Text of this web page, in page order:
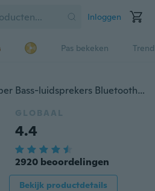
Inloggen
Pas bekeken
2018 Nieuw ontwerp Super Bass-luidsprekers Bluetooth-luidspreker met FM-radio Ondersteuning Handsfree bellen
GLOBAAL
4.4
2920 beoordelingen
Bekijk productdetails